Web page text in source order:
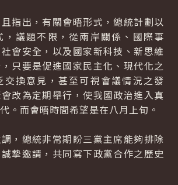
出，有關會晤形式，總統計劃以
，議題不限，從兩岸關係、國際事
會安全，以及國家新科技、新思維
只要是促進國家民主化、現代化之
交換意見，甚至可視會議情況之發
改為定期舉行，使我國政治進入真
。而會晤時間希望是在八月上旬。
總統非常期盼三黨主席能夠排除
摯邀請，共同寫下政黨合作之歷史